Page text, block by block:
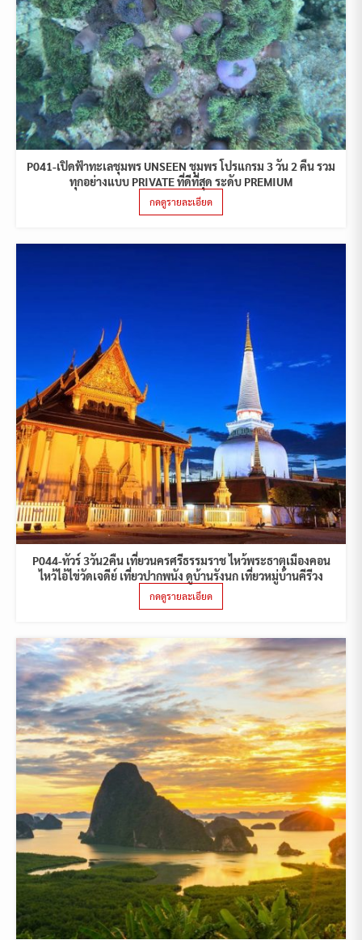
P041-เปิดฟ้าทะเลชุมพร UNSEEN ชุมพร โปรแกรม 3 วัน 2 คืน รวม
ทุกอย่างแบบ PRIVATE ที่ดีที่สุด ระดับ PREMIUM
กดดูรายละเอียด
P044-ทัวร์ 3วัน2คืน เที่ยวนครศรีธรรมราช ไหว้พระธาตุเมืองคอน
ไหว้ไอ้ไข่วัดเจดีย์ เที่ยวปากพนัง ดูบ้านรังนก เที่ยวหมู่บ้านคีรีวง
กดดูรายละเอียด